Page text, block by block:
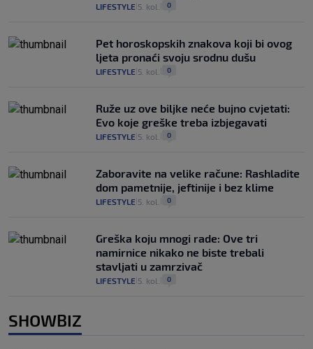
LIFESTYLE 5. kol. 0
Pet horoskopskih znakova koji bi ovog
ljeta pronaći svoju srodnu dušu
LIFESTYLE 5. kol. 0
Ruže uz ove biljke neće bujno cvjetati:
Evo koje greške treba izbjegavati
LIFESTYLE 5. kol. 0
Zaboravite na velike račune: Rashladite
dom pametnije, jeftinije i bez klime
LIFESTYLE 5. kol. 0
Greška koju mnogi rade: Ove tri
namirnice nikako ne biste trebali
stavljati u zamrzivač
LIFESTYLE 5. kol. 0
SHOWBIZ